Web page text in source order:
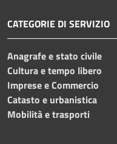
CATEGORIE DI SERVIZIO
Anagrafe e stato civile
Cultura e tempo libero
Imprese e Commercio
Catasto e urbanistica
Mobilità e trasporti